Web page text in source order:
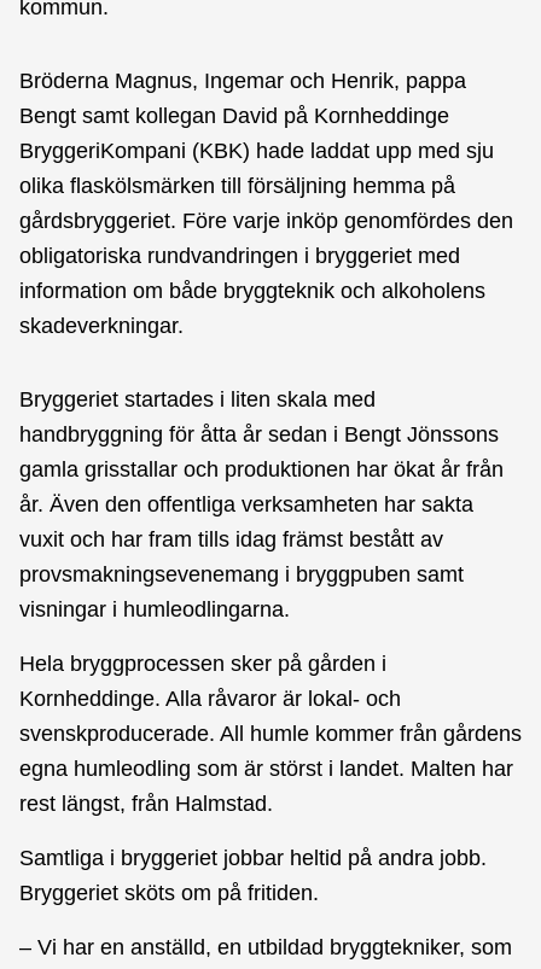
kommun.
Bröderna Magnus, Ingemar och Henrik, pappa
Bengt samt kollegan David på Kornheddinge
BryggeriKompani (KBK) hade laddat upp med sju
olika flaskölsmärken till försäljning hemma på
gårdsbryggeriet. Före varje inköp genomfördes den
obligatoriska rundvandringen i bryggeriet med
information om både bryggteknik och alkoholens
skadeverkningar.
Bryggeriet startades i liten skala med
handbryggning för åtta år sedan i Bengt Jönssons
gamla grisstallar och produktionen har ökat år från
år. Även den offentliga verksamheten har sakta
vuxit och har fram tills idag främst bestått av
provsmakningsevenemang i bryggpuben samt
visningar i humleodlingarna.
Hela bryggprocessen sker på gården i
Kornheddinge. Alla råvaror är lokal- och
svenskproducerade. All humle kommer från gårdens
egna humleodling som är störst i landet. Malten har
rest längst, från Halmstad.
Samtliga i bryggeriet jobbar heltid på andra jobb.
Bryggeriet sköts om på fritiden.
– Vi har en anställd, en utbildad bryggtekniker, som